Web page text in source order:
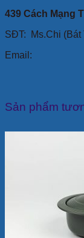
439 Cách Mạng
SĐT: Ms.Chi (Bát
Email:
Sản phẩm